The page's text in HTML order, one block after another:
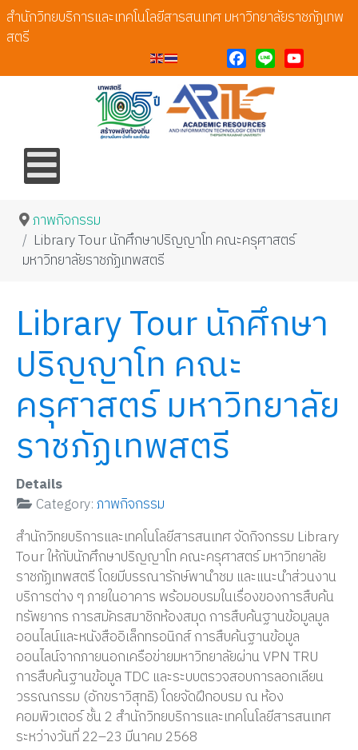
สำนักวิทยบริการและเทคโนโลยีสารสนเทศ มหาวิทยาลัยราชภัฏเทพ
สตรี
Facebook
Line YouTube
ภาพกิจกรรม
Library Tour นักศึกษาปริญญาโท คณะครุศาสตร์
มหาวิทยาลัยราชภัฏเทพสตรี
Library Tour นักศึกษา
ปริญญาโท คณะ
ครุศาสตร์ มหาวิทยาลัย
ราชภัฏเทพสตรี
Details
Category:ภาพกิจกรรม
สำนักวิทยบริการและเทคโนโลยีสารสนเทศ จัดกิจกรรม Library
Tour ให้กับนักศึกษาปริญญาโท คณะครุศาสตร์ มหาวิทยาลัย
ราชภัฏเทพสตรี โดยมีบรรณารักษ์พานำชม และแนะนำส่วนงาน
บริการต่าง ๆ ภายในอาคาร พร้อมอบรมในเรื่องของการสืบค้น
ทรัพยากร การสมัครสมาชิกห้องสมุด การสืบค้นฐานข้อมูลมูล
ออนไลน์และหนังสืออิเล็กทรอนิกส์ การสืบค้นฐานข้อมูล
ออนไลน์จากภายนอกเครือข่ายมหาวิทยาลัยผ่าน VPN TRU
การสืบค้นฐานข้อมูล TDC และระบบตรวจสอบการลอกเลียน
วรรณกรรม (อักขราวิสุทธิ) โดยจัดฝึกอบรม ณ ห้อง
คอมพิวเตอร์ ชั้น 2 สำนักวิทยบริการและเทคโนโลยีสารสนเทศ
ระหว่างวันที่ 22–23 มีนาคม 2568